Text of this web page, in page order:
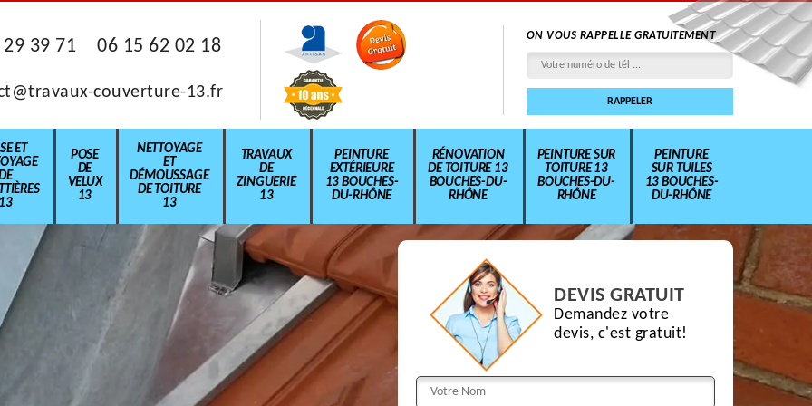
39 71 06 15 62 02 18
couverture-13.fr
ON VOUS RAPPELLE GRATUITEMENT
ET
POSE
DE
VELUX
13
NETTOYAGE
ET
DÉMOUSSAGE
DE TOITURE
13
TRAVAUX
DE
ZINGUERIE
13
PEINTURE
EXTÉRIEURE
13 BOUCHES-
DU-RHÔNE
RÉNOVATION
DE TOITURE 13
BOUCHES-DU-
RHÔNE
PEINTURE SUR
TOITURE 13
BOUCHES-DU-
RHÔNE
PEINTURE
SUR TUILES
13 BOUCHES-
DU-RHÔNE
DEVIS GRATUIT
Demandez votre
devis, c'est gratuit!